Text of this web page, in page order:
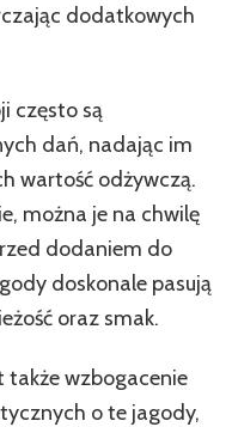
dodatkowych
często są
dań, nadając im
wartość odżywczą.
można je na chwilę
dodaniem do
doskonale pasują
oraz smak.
także wzbogacenie
o te jagody,